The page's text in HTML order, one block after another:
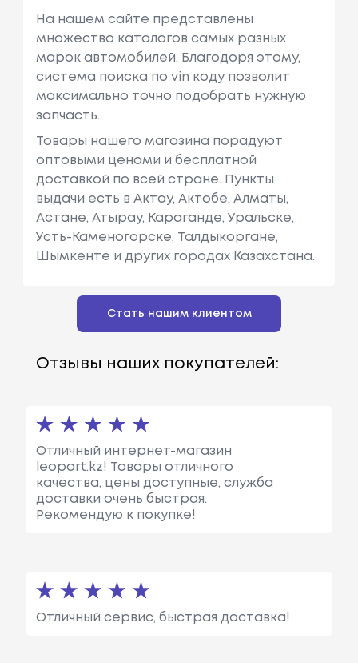
На нашем сайте представлены
множество каталогов самых разных
марок автомобилей. Благодоря этому,
система поиска по vin коду позволит
максимально точно подобрать нужную
запчасть.
Товары нашего магазина порадуют
оптовыми ценами и бесплатной
доставкой по всей стране. Пункты
выдачи есть в Актау, Актобе, Алматы,
Астане, Атырау, Караганде, Уральске,
Усть-Каменогорске, Талдыкоргане,
Шымкенте и других городах Казахстана.
Стать нашим клиентом
Отзывы наших покупателей:
Отличный интернет-магазин
leopart.kz! Товары отличного
качества, цены доступные, служба
доставки очень быстрая.
Рекомендую к покупке!
Отличный сервис, быстрая доставка!